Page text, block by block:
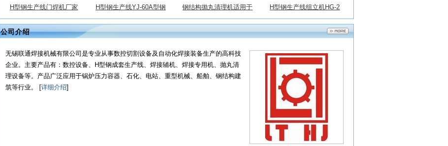
埋弧焊机通用型MZG5000
2018-11-21
结构液压矫正机现货供应
2018-11-21
H型钢生产线等金属表面
处理
2018-11-21
000
2018-11-14
公司介绍
无锡联通焊接机械有限公司是专业从事数控切割设备及自动化焊接装备生产的高科技
企业。主要产品有：数控设备、H型钢成套生产线、焊接辅机、焊接专用机、抛丸清
理设备等。产品广泛应用于锅炉压力容器、石化、电站、重型机械、船舶、钢结构建
筑等行业。 [详细介绍]